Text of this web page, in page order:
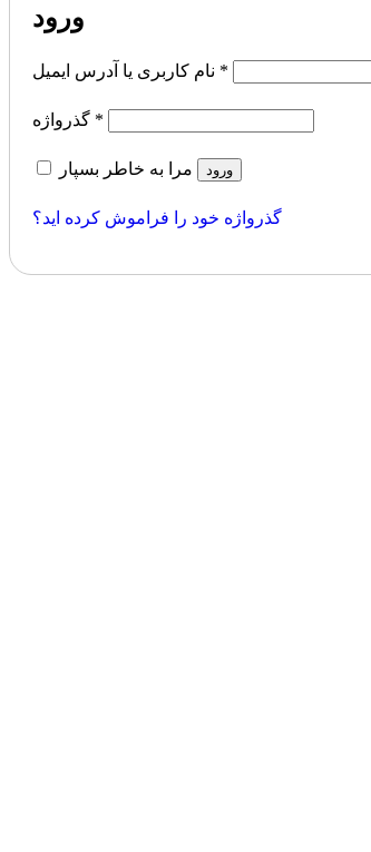
ورود
*
*
مرا به خاطر بسپار ورود
گذرواژه خود را فراموش کرده اید؟